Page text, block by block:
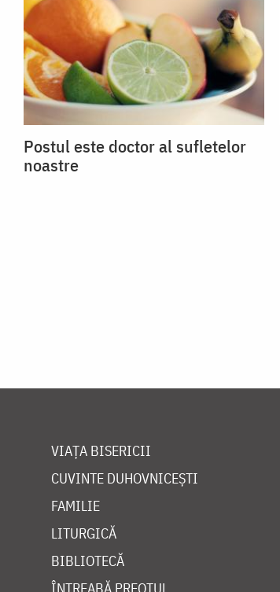
Postul este doctor al sufletelor
noastre
VIAȚA BISERICII
CUVINTE DUHOVNICEȘTI
FAMILIE
LITURGICĂ
BIBLIOTECĂ
ÎNTREABĂ PREOTUL